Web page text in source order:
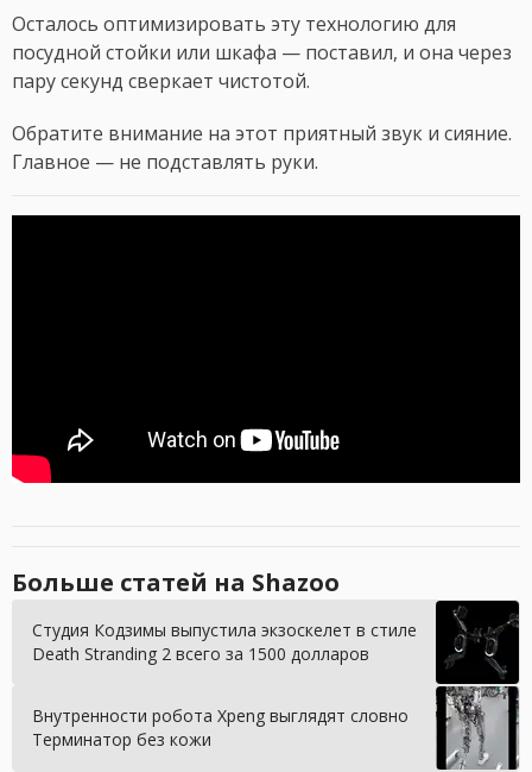
Осталось оптимизировать эту технологию для
посудной стойки или шкафа — поставил, и она через
пару секунд сверкает чистотой.
Обратите внимание на этот приятный звук и сияние.
Главное — не подставлять руки.
Больше статей на Shazoo
Студия Кодзимы выпустила экзоскелет в стиле
Death Stranding 2 всего за 1500 долларов
Внутренности робота Xpeng выглядят словно
Терминатор без кожи